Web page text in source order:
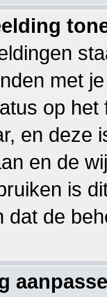
met
op
en deze
en de
is
dat de